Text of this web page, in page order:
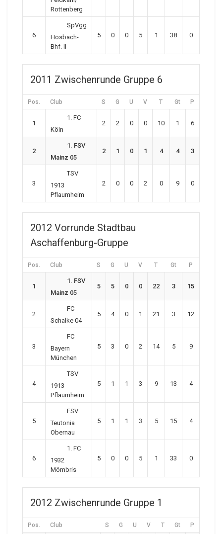
Rottenberg
6
SpVgg
Hösbach-
Bhf. II
5 0 0 5 1 38 0
2011 Zwischenrunde Gruppe 6
Pos. Club S G U V T Gt P
1
1. FC
Köln
2 2 0 0 10 1 6
2
1. FSV
Mainz 05
2 1 0 1 4 4 3
3
TSV
1913
Pflaumheim
2 0 0 2 0 9 0
2012 Vorrunde Stadtbau
Aschaffenburg-Gruppe
Pos. Club S G U V T Gt P
1
1. FSV
Mainz 05
5 5 0 0 22 3 15
2
FC
Schalke 04
5 4 0 1 21 3 12
3
FC
Bayern
München
5 3 0 2 14 5 9
4
TSV
1913
Pflaumheim
5 1 1 3 9 13 4
5
FSV
Teutonia
Obernau
5 1 1 3 5 15 4
6
1. FC
1932
Mömbris
5 0 0 5 1 33 0
2012 Zwischenrunde Gruppe 1
Pos. Club S G U V T Gt P